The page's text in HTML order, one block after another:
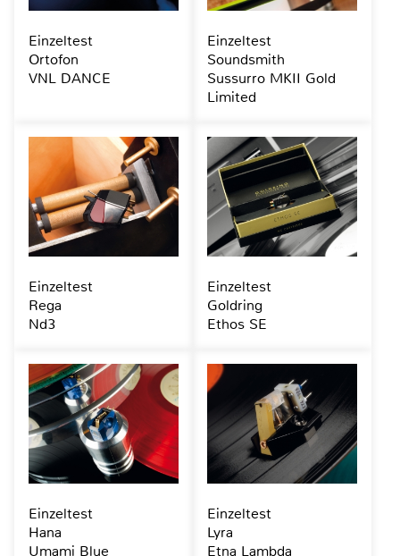
Einzeltest
Ortofon
VNL DANCE
Einzeltest
Soundsmith
Sussurro MKII Gold
Limited
Einzeltest
Rega
Nd3
Einzeltest
Goldring
Ethos SE
Einzeltest
Hana
Umami Blue
Einzeltest
Lyra
Etna Lambda